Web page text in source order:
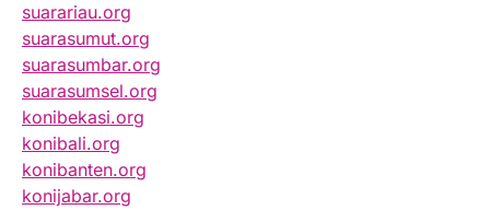
suarariau.org
suarasumut.org
suarasumbar.org
suarasumsel.org
konibekasi.org
konibali.org
konibanten.org
konijabar.org